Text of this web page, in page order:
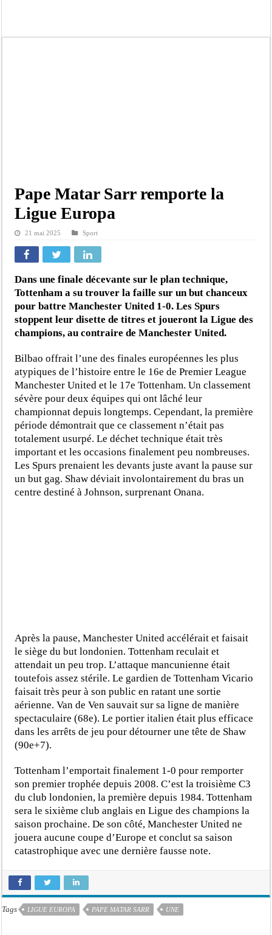
Pape Matar Sarr remporte la
Ligue Europa
21 mai 2025 Sport
Dans une finale décevante sur le plan technique,
Tottenham a su trouver la faille sur un but chanceux
pour battre Manchester United 1-0. Les Spurs
stoppent leur disette de titres et joueront la Ligue des
champions, au contraire de Manchester United.
Bilbao offrait l’une des finales européennes les plus
atypiques de l’histoire entre le 16e de Premier League
Manchester United et le 17e Tottenham. Un classement
sévère pour deux équipes qui ont lâché leur
championnat depuis longtemps. Cependant, la première
période démontrait que ce classement n’était pas
totalement usurpé. Le déchet technique était très
important et les occasions finalement peu nombreuses.
Les Spurs prenaient les devants juste avant la pause sur
un but gag. Shaw déviait involontairement du bras un
centre destiné à Johnson, surprenant Onana.
Après la pause, Manchester United accélérait et faisait
le siège du but londonien. Tottenham reculait et
attendait un peu trop. L’attaque mancunienne était
toutefois assez stérile. Le gardien de Tottenham Vicario
faisait très peur à son public en ratant une sortie
aérienne. Van de Ven sauvait sur sa ligne de manière
spectaculaire (68e). Le portier italien était plus efficace
dans les arrêts de jeu pour détourner une tête de Shaw
(90e+7).
Tottenham l’emportait finalement 1-0 pour remporter
son premier trophée depuis 2008. C’est la troisième C3
du club londonien, la première depuis 1984. Tottenham
sera le sixième club anglais en Ligue des champions la
saison prochaine. De son côté, Manchester United ne
jouera aucune coupe d’Europe et conclut sa saison
catastrophique avec une dernière fausse note.
Tags LIGUE EUROPA PAPE MATAR SARR UNE